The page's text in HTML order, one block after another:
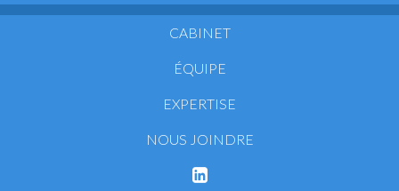
CABINET
ÉQUIPE
EXPERTISE
NOUS JOINDRE
